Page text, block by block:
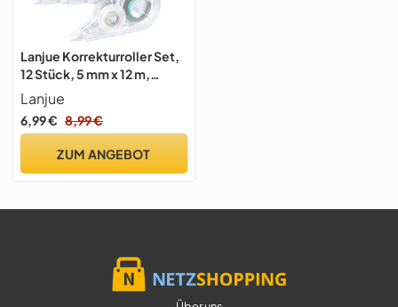
Lanjue Korrekturroller Set,
12 Stück, 5 mm x 12 m,
Transparent
Lanjue
6,99 € 8,99 €
ZUM ANGEBOT